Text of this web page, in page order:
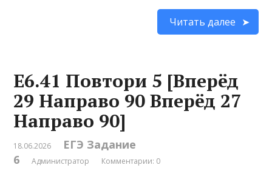
Читать далее
Е6.41 Повтори 5 [Вперёд
29 Направо 90 Вперёд 27
Направо 90]
18.06.2026
ЕГЭ Задание
6
Администратор Комментарии: 0